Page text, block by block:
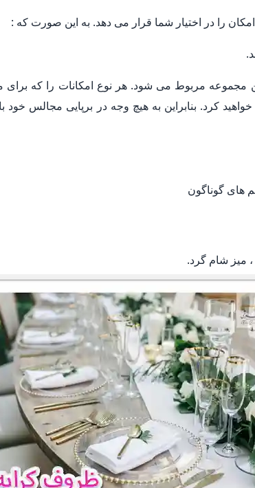
را در اختیار شما قرار می دهد. به این صورت که :
مجموعه مربوط می شود. هر نوع امکانات را که
کرد. بنابراین به هیچ وجه در برپایی مجالس خود
های گوناگون
میز شام گرد.